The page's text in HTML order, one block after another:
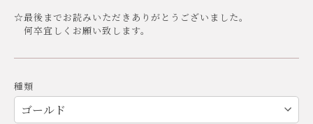
☆最後までお読みいただきありがとうございました。
何卒宜しくお願い致します。
種類